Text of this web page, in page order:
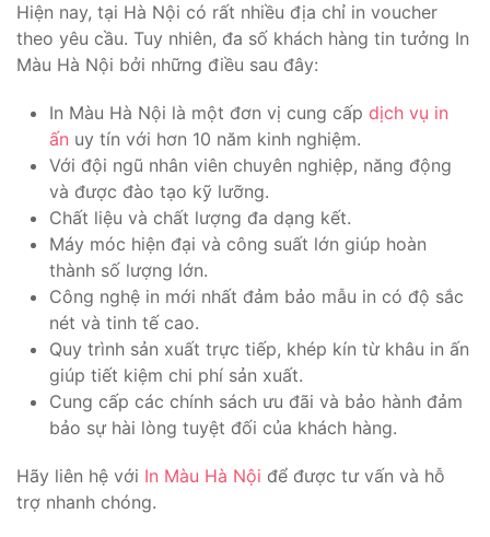
Hiện nay, tại Hà Nội có rất nhiều địa chỉ in voucher
theo yêu cầu. Tuy nhiên, đa số khách hàng tin tưởng In
Màu Hà Nội bởi những điều sau đây:
In Màu Hà Nội là một đơn vị cung cấp dịch vụ in
ấn uy tín với hơn 10 năm kinh nghiệm.
Với đội ngũ nhân viên chuyên nghiệp, năng động
và được đào tạo kỹ lưỡng.
Chất liệu và chất lượng đa dạng kết.
Máy móc hiện đại và công suất lớn giúp hoàn
thành số lượng lớn.
Công nghệ in mới nhất đảm bảo mẫu in có độ sắc
nét và tinh tế cao.
Quy trình sản xuất trực tiếp, khép kín từ khâu in ấn
giúp tiết kiệm chi phí sản xuất.
Cung cấp các chính sách ưu đãi và bảo hành đảm
bảo sự hài lòng tuyệt đối của khách hàng.
Hãy liên hệ với In Màu Hà Nội để được tư vấn và hỗ
trợ nhanh chóng.